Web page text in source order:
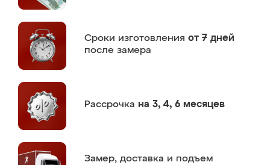
Сроки изготовления от 7 дней
после замера
Рассрочка на 3, 4, 6 месяцев
Замер, доставка и подъем